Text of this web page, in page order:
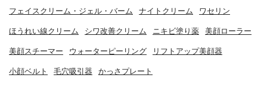
フェイスクリーム・ジェル・バーム ナイトクリーム ワセリン
ほうれい線クリーム シワ改善クリーム ニキビ塗り薬 美顔ローラー
美顔スチーマー ウォーターピーリング リフトアップ美顔器
小顔ベルト 毛穴吸引器 かっさプレート